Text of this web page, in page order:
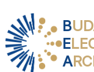
B
E
A